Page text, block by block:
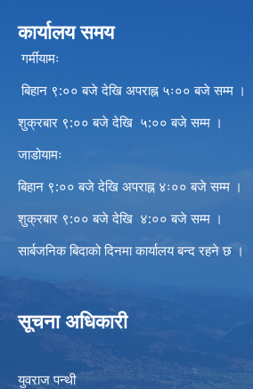
कार्यालय समय
गर्मीयामः
बिहान ९:०० बजे देखि अपराह्न ५ः०० बजे सम्म ।
शुक्रबार ९:०० बजे देखि ५:०० बजे सम्म ।
जाडोयामः
बिहान ९:०० बजे देखि अपराह्न ४ः०० बजे सम्म ।
शुक्रबार ९:०० बजे देखि ४:०० बजे सम्म ।
सार्बजनिक बिदाको दिनमा कार्यालय बन्द रहने छ ।
सूचना अधिकारी
युवराज पन्थी